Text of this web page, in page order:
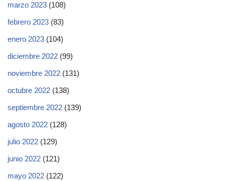
marzo 2023 (108)
febrero 2023 (83)
enero 2023 (104)
diciembre 2022 (99)
noviembre 2022 (131)
octubre 2022 (138)
septiembre 2022 (139)
agosto 2022 (128)
julio 2022 (129)
junio 2022 (121)
mayo 2022 (122)